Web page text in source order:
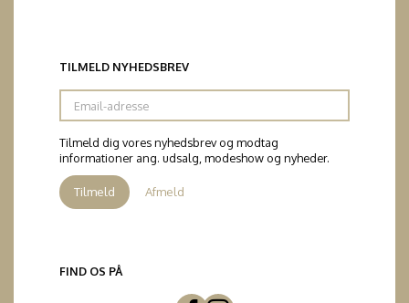
TILMELD NYHEDSBREV
Email-
adresse
Tilmeld dig vores nyhedsbrev og modtag
informationer ang. udsalg, modeshow og nyheder.
Tilmeld Afmeld
FIND OS PÅ